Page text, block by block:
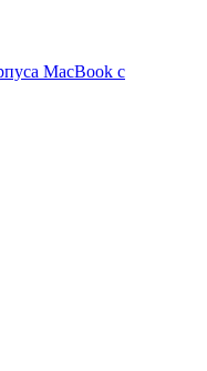
MacBook с